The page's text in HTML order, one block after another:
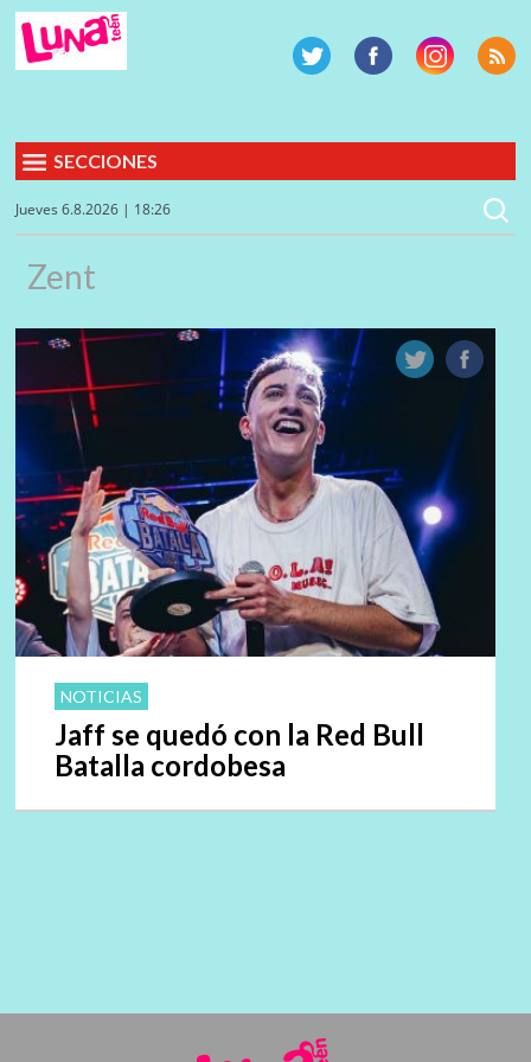
SECCIONES
Jueves 6.8.2026 | 18:26
Zent
NOTICIAS
Jaff se quedó con la Red Bull
Batalla cordobesa